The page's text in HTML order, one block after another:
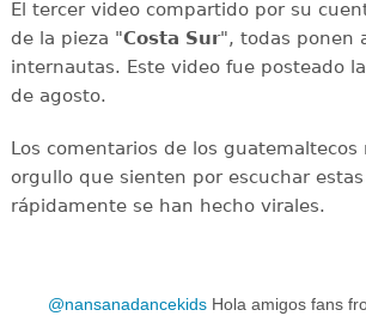
El tercer video compartido por su
de la pieza "Costa Sur", todas ponen
internautas. Este video fue posteado
de agosto.
Los comentarios de los guatemaltecos
orgullo que sienten por escuchar
rápidamente se han hecho virales.
@nansanadancekids Hola amigos fans